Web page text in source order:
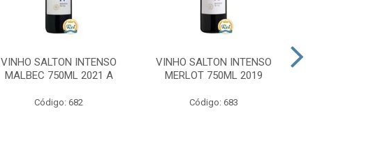
VINHO SALTON INTENSO
MALBEC 750ML 2021 A
Código: 682
VINHO SALTON INTENSO
MERLOT 750ML 2019
Código: 683